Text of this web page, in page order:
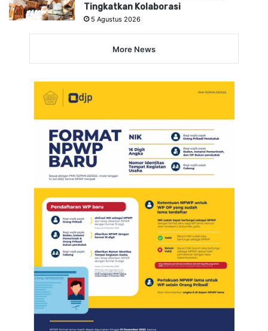
Tingkatkan Kolaborasi
5 Agustus 2026
More News